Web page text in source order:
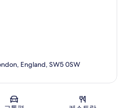
지도
England, SW5 0SW